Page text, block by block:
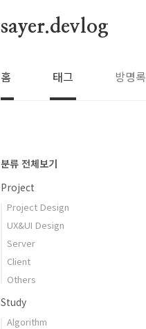
sayer.devlog
홈 태그 방명록
분류 전체보기
Project
Project Design
UX&UI Design
Server
Client
Others
Study
Algorithm